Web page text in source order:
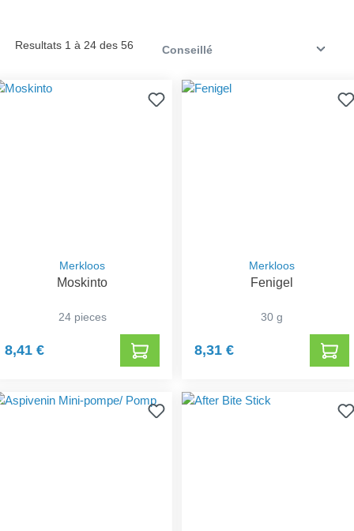
Resultats 1 à 24 des 56
Merkloos
Moskinto
24 pieces
8,41 €
Merkloos
Fenigel
30 g
8,31 €